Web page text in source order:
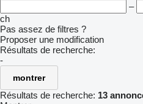
–
ch
Pas assez de filtres ?
Proposer une modification
Résultats de recherche:
-
montrer
Résultats de recherche: 13